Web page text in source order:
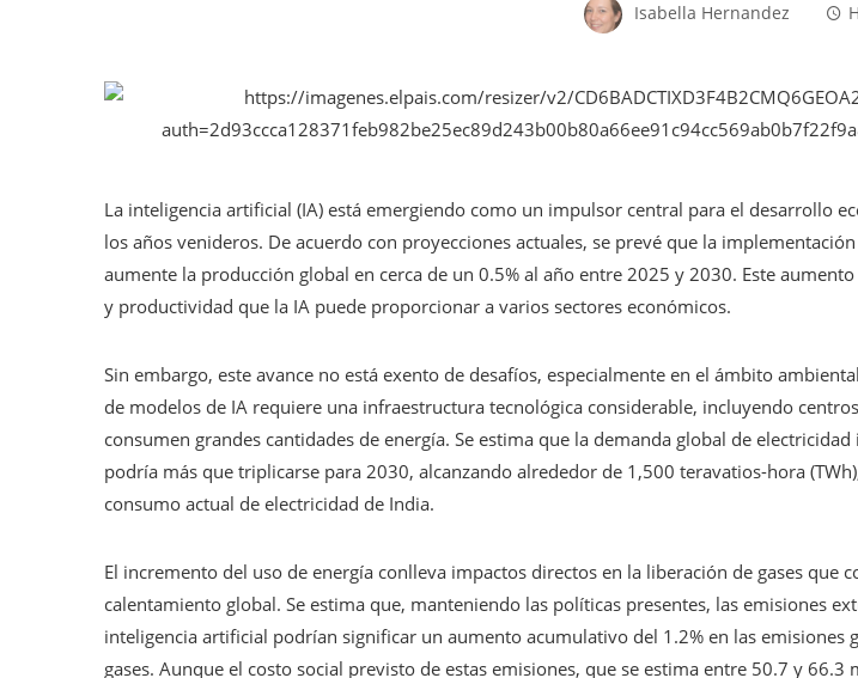
Isabella Hernandez
​La inteligencia artificial (IA) está emergiendo como un impulsor central para el desarrollo
los años venideros. De acuerdo con proyecciones actuales, se prevé que la
aumente la producción global en cerca de un 0.5% al año entre 2025 y 2030. Este aumento
y productividad que la IA puede proporcionar a varios sectores económicos.​
Sin embargo, este avance no está exento de desafíos, especialmente en el ámbito
de modelos de IA requiere una infraestructura tecnológica considerable, incluyendo
consumen grandes cantidades de energía. Se estima que la demanda global de
podría más que triplicarse para 2030, alcanzando alrededor de 1,500 teravatios-hora
consumo actual de electricidad de India.
El incremento del uso de energía conlleva impactos directos en la liberación de gases que
calentamiento global. Se estima que, manteniendo las políticas presentes, las emisiones
inteligencia artificial podrían significar un aumento acumulativo del 1.2% en las emisiones
gases. Aunque el costo social previsto de estas emisiones, que se estima entre 50.7 y 66.3